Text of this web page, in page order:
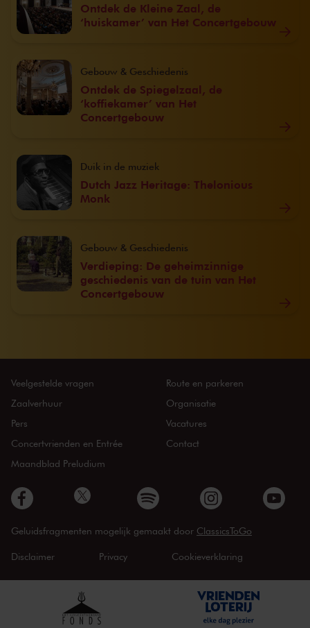
Ontdek de Kleine Zaal, de
‘huiskamer’ van Het Concertgebouw
Ontdek de Spiegelzaal, de
‘koffiekamer’ van Het
Concertgebouw
Gebouw & Geschiedenis
Dutch Jazz Heritage: Thelonious
Monk
Duik in de muziek
Verdieping: De geheimzinnige
geschiedenis van de tuin van Het
Concertgebouw
Gebouw & Geschiedenis
Veelgestelde vragen
Zaalverhuur
Pers
Concertvrienden en Entrée
Maandblad Preludium
Route en parkeren
Organisatie
Vacatures
Contact
Geluidsfragmenten mogelijk gemaakt door ClassicsToGo
Disclaimer Privacy Cookieverklaring